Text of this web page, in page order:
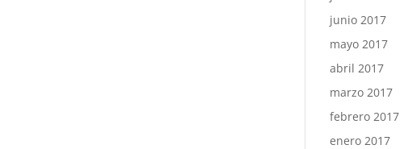
junio 2017
mayo 2017
abril 2017
marzo 2017
febrero 2017
enero 2017